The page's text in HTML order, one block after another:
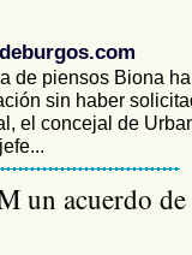
de piensos Biona
sin haber
el concejal de
un acuerdo